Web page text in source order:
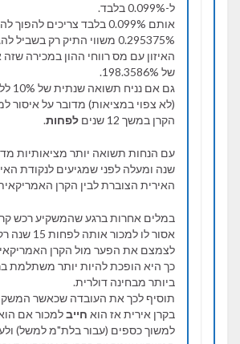
ל-0.099% בלבד.
אותם 0.099% בלבד צריכים להפוך
0.295375% משווי התיק רק
האיזון עם מס רווחי ההון במכירה שזה
של 198.3586%.
גם אם
(לא צפוי במציאות) מדובר על איסור
הקרן במשך 12 שנים
לפחות.
שנה ומעלה לפני שמגיעים לנקודת
האירית הצוברת לבין הקרן
במלים אחרות ברגע שהמשקיע רכש
אסור לו למכור
לצמצם את הפער מול הקרן
כך היא הופכת להיות יותר משתלמת
ביותר מבחינה דולרית.
תוסיף לכך את העובדה שכאשר
בקרן אירית אז הוא חייבלמכור אם
למשוך כספים (עבור בלת"מ למשל)